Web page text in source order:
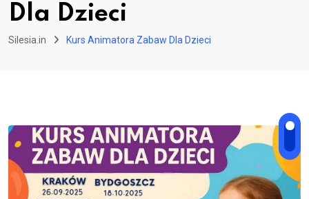
Dla Dzieci
Silesia.in Kurs Animatora Zabaw Dla Dzieci